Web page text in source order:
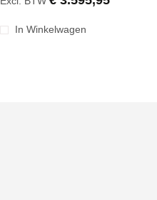
In Winkelwagen